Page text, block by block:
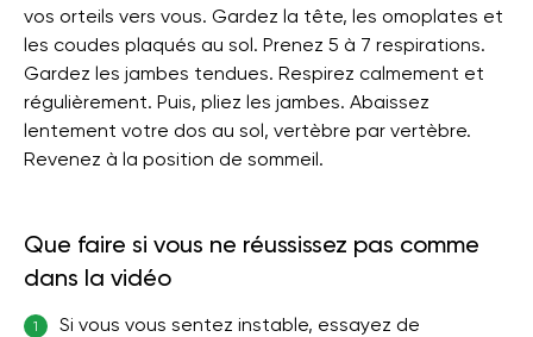
vos orteils vers vous. Gardez la tête, les omoplates et
les coudes plaqués au sol. Prenez 5 à 7 respirations.
Gardez les jambes tendues. Respirez calmement et
régulièrement. Puis, pliez les jambes. Abaissez
lentement votre dos au sol, vertèbre par vertèbre.
Revenez à la position de sommeil.
Que faire si vous ne réussissez pas comme
dans la vidéo
1
Si vous vous sentez instable, essayez de